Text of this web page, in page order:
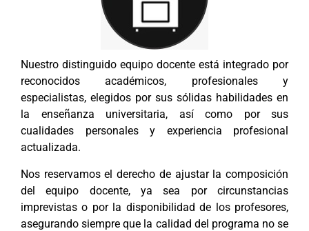
Nuestro distinguido equipo docente está integrado por
reconocidos académicos, profesionales y
especialistas, elegidos por sus sólidas habilidades en
la enseñanza universitaria, así como por sus
cualidades personales y experiencia profesional
actualizada.
Nos reservamos el derecho de ajustar la composición
del equipo docente, ya sea por circunstancias
imprevistas o por la disponibilidad de los profesores,
asegurando siempre que la calidad del programa no se